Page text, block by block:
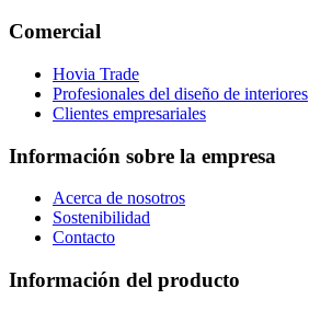
Comercial
Hovia Trade
Profesionales del diseño de interiores
Clientes empresariales
Información sobre la empresa
Acerca de nosotros
Sostenibilidad
Contacto
Información del producto